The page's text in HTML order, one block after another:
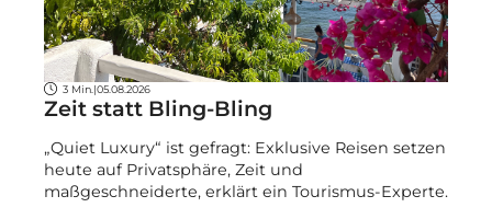
3 Min. |05.08.2026
Zeit statt Bling-Bling
„Quiet Luxury“ ist gefragt: Exklusive Reisen setzen
heute auf Privatsphäre, Zeit und
maßgeschneiderte, erklärt ein Tourismus-Experte.